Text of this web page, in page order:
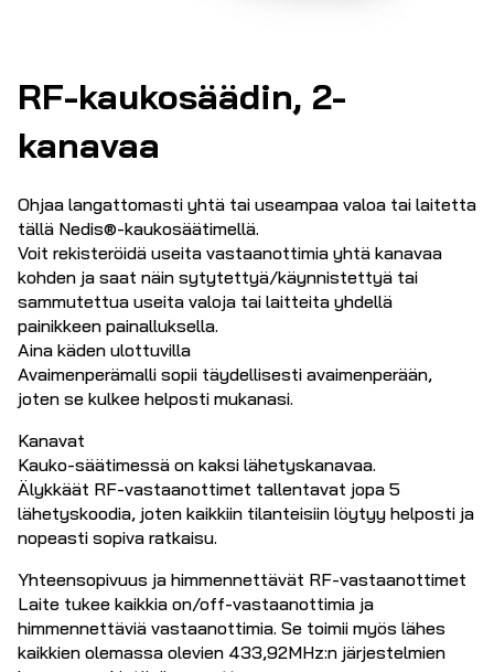
RF-kaukosäädin, 2-
kanavaa
Ohjaa langattomasti yhtä tai useampaa valoa tai laitetta
tällä Nedis®-kaukosäätimellä.
Voit rekisteröidä useita vastaanottimia yhtä kanavaa
kohden ja saat näin sytytettyä/käynnistettyä tai
sammutettua useita valoja tai laitteita yhdellä
painikkeen painalluksella.
Aina käden ulottuvilla
Avaimenperämalli sopii täydellisesti avaimenperään,
joten se kulkee helposti mukanasi.
Kanavat
Kauko-säätimessä on kaksi lähetyskanavaa.
Älykkäät RF-vastaanottimet tallentavat jopa 5
lähetyskoodia, joten kaikkiin tilanteisiin löytyy helposti ja
nopeasti sopiva ratkaisu.
Yhteensopivuus ja himmennettävät RF-vastaanottimet
Laite tukee kaikkia on/off-vastaanottimia ja
himmennettäviä vastaanottimia. Se toimii myös lähes
kaikkien olemassa olevien 433,92MHz:n järjestelmien